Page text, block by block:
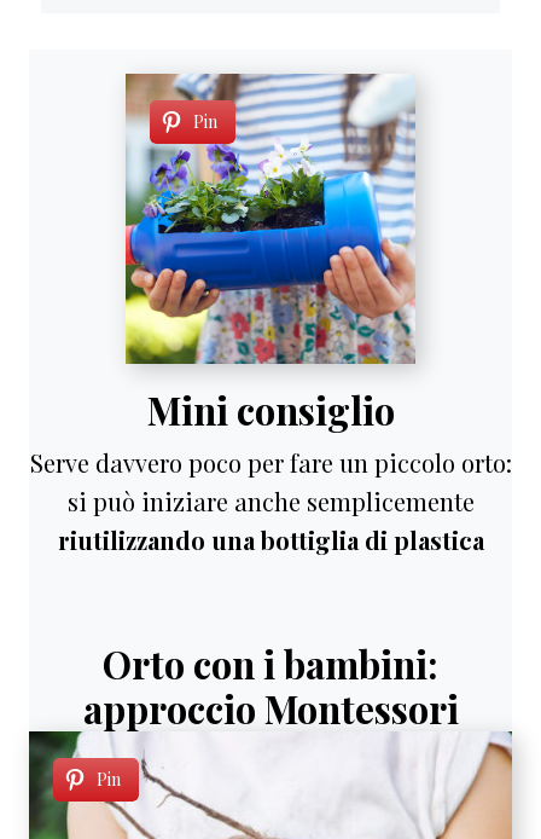
Pin
Mini consiglio
Serve davvero poco per fare un piccolo orto:
si può iniziare anche semplicemente
riutilizzando una bottiglia di plastica
Orto con i bambini:
approccio Montessori
Pin